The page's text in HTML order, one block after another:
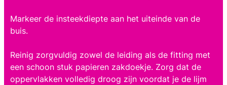
Markeer de insteekdiepte aan het uiteinde van de
buis.
Reinig zorgvuldig zowel de leiding als de fitting met
een schoon stuk papieren zakdoekje. Zorg dat de
oppervlakken volledig droog zijn voordat je de lijm